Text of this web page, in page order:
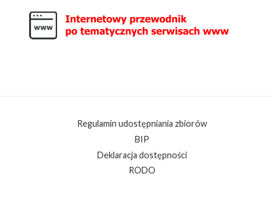
Regulamin udostępniania zbiorów
BIP
Deklaracja dostępności
RODO